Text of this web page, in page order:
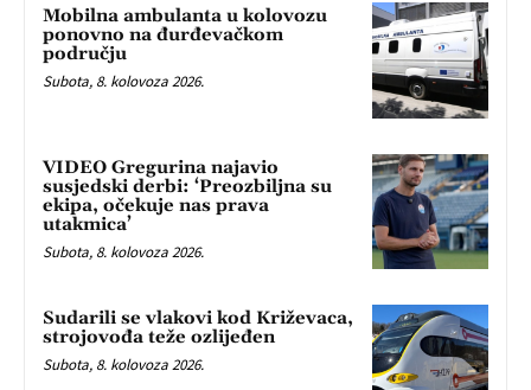
Mobilna ambulanta u kolovozu
ponovno na đurđevačkom
području
Subota, 8. kolovoza 2026.
VIDEO Gregurina najavio
susjedski derbi: ‘Preozbiljna su
ekipa, očekuje nas prava
utakmica’
Subota, 8. kolovoza 2026.
Sudarili se vlakovi kod Križevaca,
strojovođa teže ozlijeđen
Subota, 8. kolovoza 2026.